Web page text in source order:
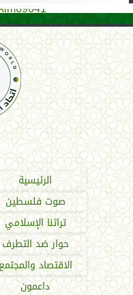
اتحاد
الرئيسية
صوت فلسطين
تراثنا الإسلامي
حوار ضد التطرف
الاقتصاد
داعمون